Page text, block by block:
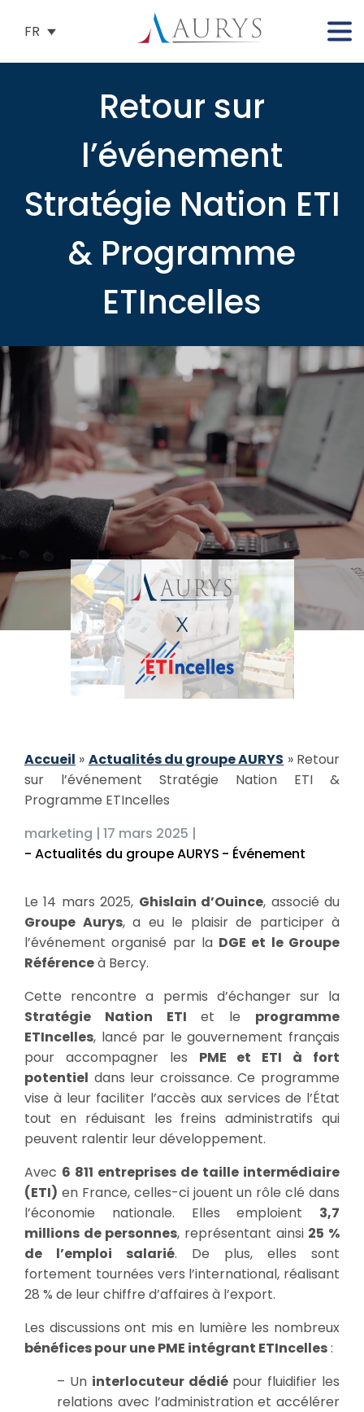
FR
Retour sur
l’événement
Stratégie Nation ETI
& Programme
ETIncelles
Accueil » Actualités du groupe AURYS » Retour
sur l’événement Stratégie Nation ETI &
Programme ETIncelles
marketing | 17 mars 2025 |
- Actualités du groupe AURYS - Événement
Le 14 mars 2025, Ghislain d’Ouince, associé du
Groupe Aurys, a eu le plaisir de participer à
l’événement organisé par la DGE et le Groupe
Référenceà Bercy.
Cette rencontre a permis d’échanger sur la
Stratégie Nation ETI et le programme
ETIncelles, lancé par le gouvernement français
pour accompagner les PME et ETI à fort
potentiel dans leur croissance. Ce programme
vise à leur faciliter l’accès aux services de l’État
tout en réduisant les freins administratifs qui
peuvent ralentir leur développement.
Avec 6 811 entreprises de taille intermédiaire
(ETI) en France, celles-ci jouent un rôle clé dans
l’économie nationale. Elles emploient 3,7
millions de personnes, représentant ainsi 25 %
de l’emploi salarié. De plus, elles sont
fortement tournées vers l’international, réalisant
28 % de leur chiffre d’affaires à l’export.
Les discussions ont mis en lumière les nombreux
bénéfices pour une PME intégrant ETIncelles:
– Un interlocuteur dédiépour fluidifier les
relations avec l’administration et accélérer